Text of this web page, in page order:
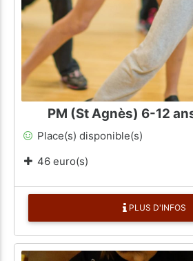
PM (St Agnès) 6-12
Place(s) disponible(s)
46 euro(s)
PLUS D'INFOS